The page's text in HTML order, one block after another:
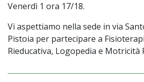
Venerdì 1 ora 17/18.
Vi aspettiamo nella sede in via
Pistoia per partecipare a
Rieducativa, Logopedia e Motricità